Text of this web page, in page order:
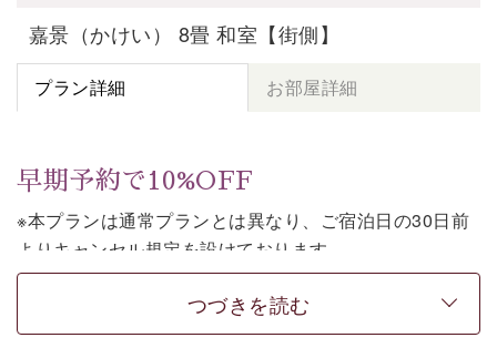
嘉景（かけい） 8畳 和室【街側】
プラン詳細 お部屋詳細
早期予約で10%OFF
※本プランは通常プランとは異なり、ご宿泊日の30日前
よりキャンセル規定を設けております。
※本プランは２食付きの早割プランです。
上諏訪温泉しんゆでは、30日前までのご予約で、10%割
つづきを読む